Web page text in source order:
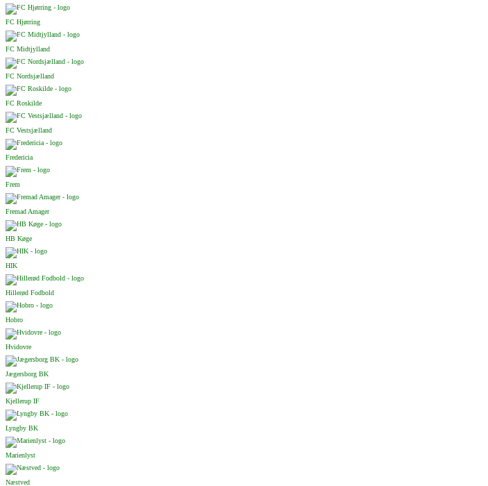
FC Hjørring
FC Midtjylland
FC Nordsjælland
FC Roskilde
FC Vestsjælland
Fredericia
Frem
Fremad Amager
HB Køge
HIK
Hillerød Fodbold
Hobro
Hvidovre
Jægersborg BK
Kjellerup IF
Lyngby BK
Marienlyst
Næstved